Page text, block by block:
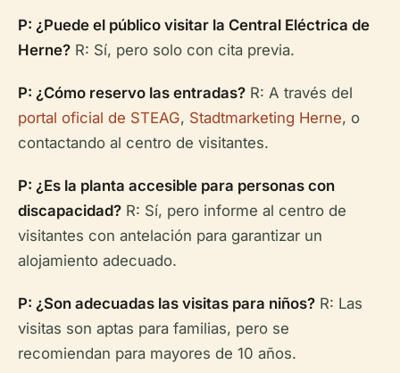
P: ¿Puede el público visitar la Central Eléctrica de
Herne? R: Sí, pero solo con cita previa.
P: ¿Cómo reservo las entradas? R: A través del
portal oficial de STEAG, Stadtmarketing Herne, o
contactando al centro de visitantes.
P: ¿Es la planta accesible para personas con
discapacidad? R: Sí, pero informe al centro de
visitantes con antelación para garantizar un
alojamiento adecuado.
P: ¿Son adecuadas las visitas para niños? R: Las
visitas son aptas para familias, pero se
recomiendan para mayores de 10 años.